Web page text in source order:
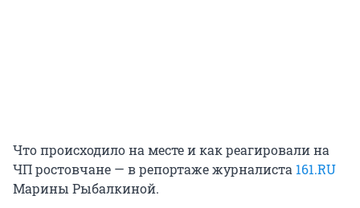
Что происходило на месте и как реагировали на
ЧП ростовчане — в репортаже журналиста 161.RU
Марины Рыбалкиной.